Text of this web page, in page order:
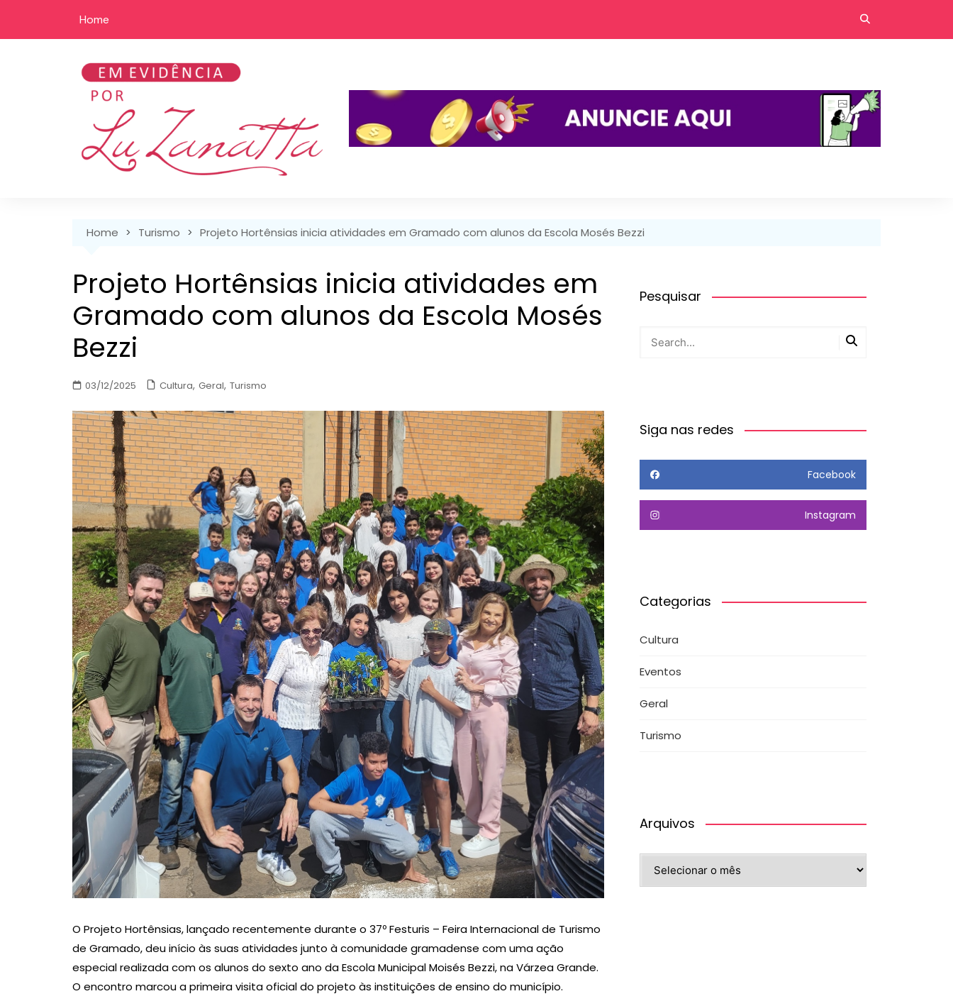
content
Home
Home Turismo Projeto Hortênsias inicia atividades em Gramado com alunos da Escola Mosés Bezzi
Projeto Hortênsias inicia atividades em
Gramado com alunos da Escola Mosés
Bezzi
03/12/2025 Cultura, Geral, Turismo
O Projeto Hortênsias, lançado recentemente durante o 37º Festuris – Feira Internacional de Turismo
de Gramado, deu início às suas atividades junto à comunidade gramadense com uma ação
especial realizada com os alunos do sexto ano da Escola Municipal Moisés Bezzi, na Várzea Grande.
O encontro marcou a primeira visita oficial do projeto às instituições de ensino do município.
Pesquisar
Siga nas redes
Facebook
Instagram
Categorias
Cultura
Eventos
Geral
Turismo
Arquivos